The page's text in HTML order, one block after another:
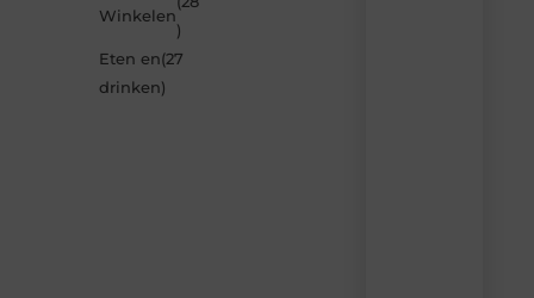
Winkelen
)
Eten en
drinken
(27
)